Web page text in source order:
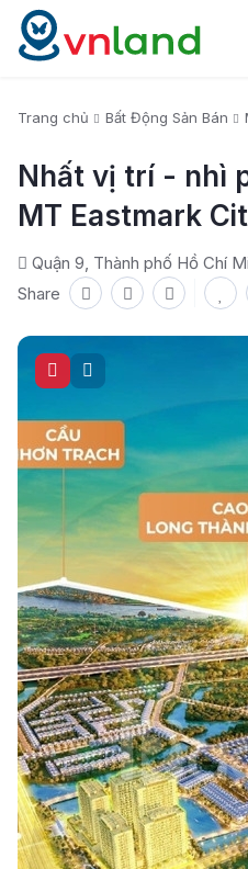
Trang chủ Bất Động Sản Bán
Nhất vị trí - nhì
MT Eastmark
Quận 9, Thành phố Hồ Chí
Share